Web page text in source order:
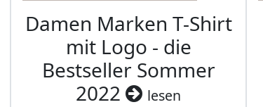
Damen Marken T-Shirt
mit Logo - die
Bestseller Sommer
2022
lesen